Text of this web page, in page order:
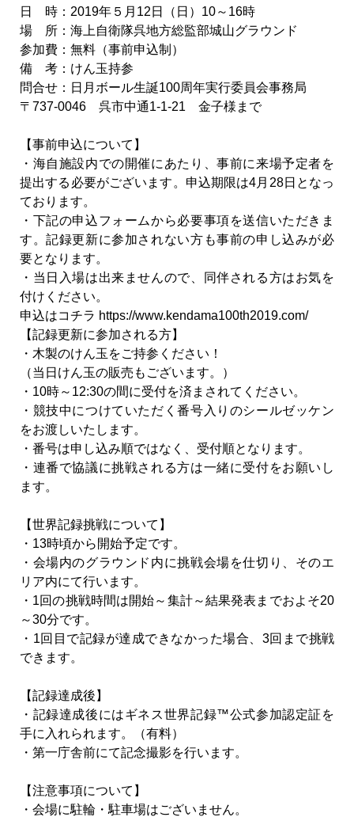
日 時：2019年５月12日（日）10～16時
場 所：海上自衛隊呉地方総監部城山グラウンド
参加費：無料（事前申込制）
備 考：けん玉持参
問合せ：日月ボール生誕100周年実行委員会事務局
〒737-0046 呉市中通1-1-21 金子様まで
【事前申込について】
・海自施設内での開催にあたり、事前に来場予定者を
提出する必要がございます。申込期限は4月28日となっ
ております。
・下記の申込フォームから必要事項を送信いただきま
す。記録更新に参加されない方も事前の申し込みが必
要となります。
・当日入場は出来ませんので、同伴される方はお気を
付けください。
申込はコチラ https://www.kendama100th2019.com/
【記録更新に参加される方】
・木製のけん玉をご持参ください！
（当日けん玉の販売もございます。）
・10時～12:30の間に受付を済まされてください。
・競技中につけていただく番号入りのシールゼッケン
をお渡しいたします。
・番号は申し込み順ではなく、受付順となります。
・連番で協議に挑戦される方は一緒に受付をお願いし
ます。
【世界記録挑戦について】
・13時頃から開始予定です。
・会場内のグラウンド内に挑戦会場を仕切り、そのエ
リア内にて行います。
・1回の挑戦時間は開始～集計～結果発表までおよそ20
～30分です。
・1回目で記録が達成できなかった場合、3回まで挑戦
できます。
【記録達成後】
・記録達成後にはギネス世界記録™公式参加認定証を
手に入れられます。（有料）
・第一庁舎前にて記念撮影を行います。
【注意事項について】
・会場に駐輪・駐車場はございません。